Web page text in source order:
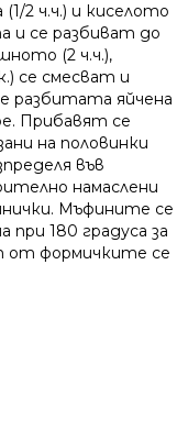
2 ч.ч.) и киселото
и се разбиват до
(2 ч.ч.),
се смесват и
разбитата яйчена
Прибавят се
на половинки
във
намаслени
Мъфините се
180 градуса за
от формичките се